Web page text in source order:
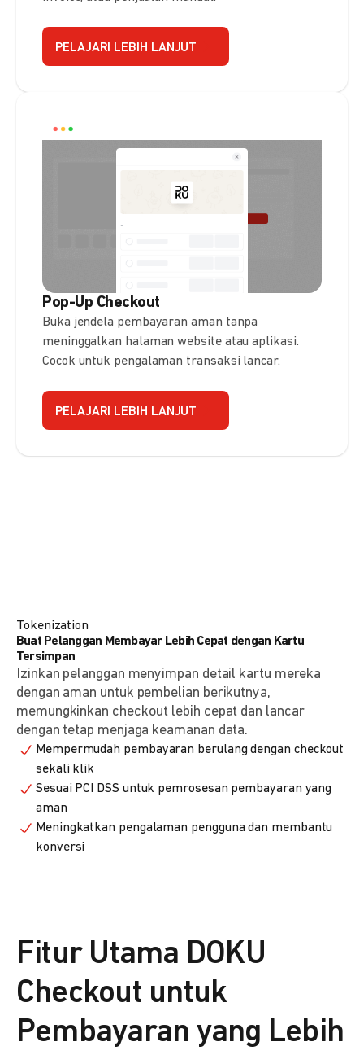
PELAJARI LEBIH LANJUT
Pop-Up Checkout
Buka jendela pembayaran aman tanpa
meninggalkan halaman website atau aplikasi.
Cocok untuk pengalaman transaksi lancar.
PELAJARI LEBIH LANJUT
Tokenization
Buat Pelanggan Membayar Lebih Cepat dengan Kartu
Tersimpan
Izinkan pelanggan menyimpan detail kartu mereka
dengan aman untuk pembelian berikutnya,
memungkinkan checkout lebih cepat dan lancar
dengan tetap menjaga keamanan data.
Mempermudah pembayaran berulang dengan checkout
sekali klik
Sesuai PCI DSS untuk pemrosesan pembayaran yang
aman
Meningkatkan pengalaman pengguna dan membantu
konversi
Fitur Utama DOKU
Checkout untuk
Pembayaran yang Lebih